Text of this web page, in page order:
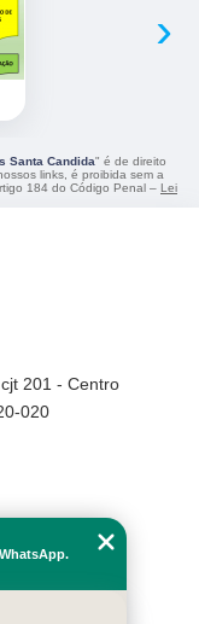
›
Santa Candida" é de direito
links, é proibida sem a
184 do Código Penal – Lei
201 - Centro
020